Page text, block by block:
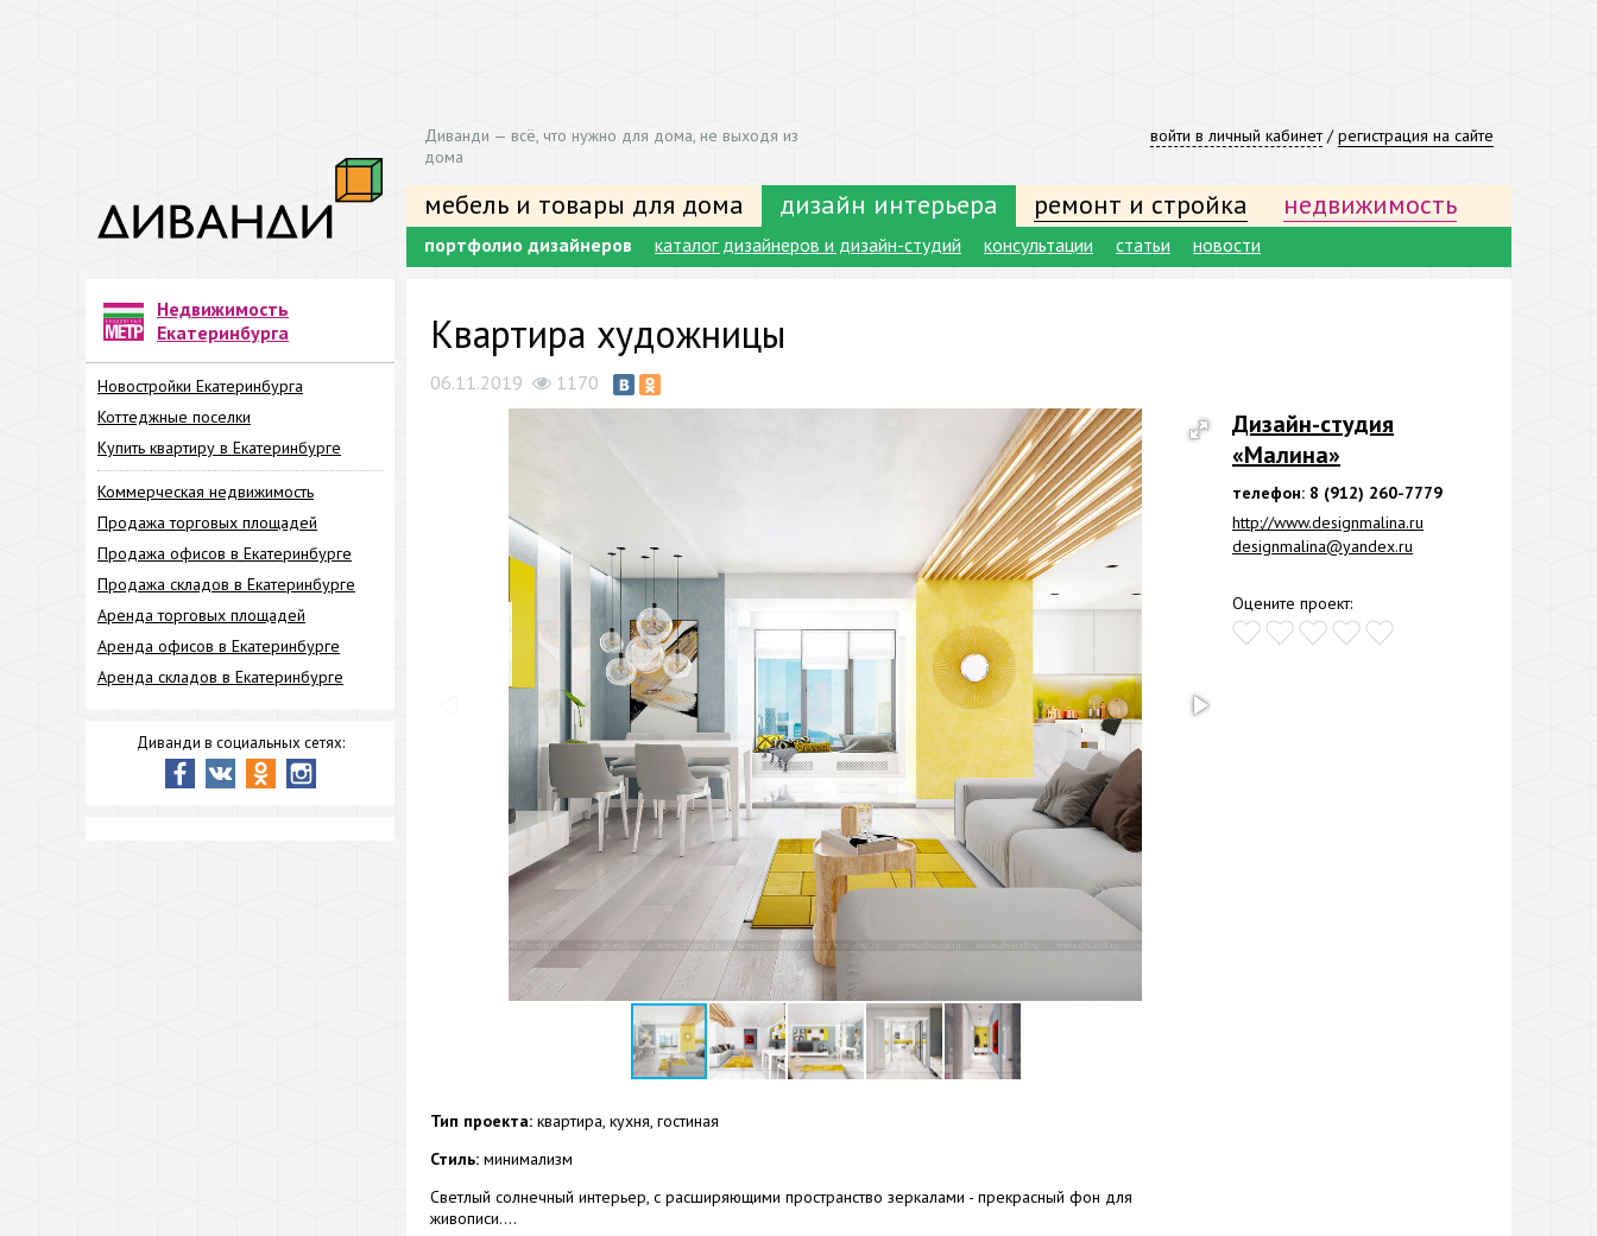
войти в личный кабинет/регистрация на сайте
Диванди — всё, что нужно для дома, не выходя из
дома
мебель и товары для дома дизайн интерьера ремонт и стройка недвижимость
портфолио дизайнеров каталог дизайнеров и дизайн-студий консультации статьи новости
Недвижимость
Екатеринбурга
Новостройки Екатеринбурга
Коттеджные поселки
Купить квартиру в Екатеринбурге
Коммерческая недвижимость
Продажа торговых площадей
Продажа офисов в Екатеринбурге
Продажа складов в Екатеринбурге
Аренда торговых площадей
Аренда офисов в Екатеринбурге
Аренда складов в Екатеринбурге
Диванди в социальных сетях:
Квартира художницы
06.11.2019 1170
Дизайн-студия
«Малина»
телефон: 8 (912) 260-7779
http://www.designmalina.ru
designmalina@yandex.ru
Оцените проект:
Тип проекта: квартира, кухня, гостиная
Стиль: минимализм
Светлый солнечный интерьер, с расширяющими пространство зеркалами - прекрасный фон для
живописи....